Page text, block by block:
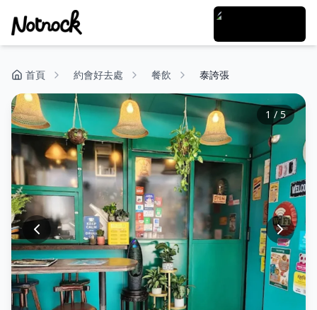
首頁 約會好去處 餐飲 泰誇張
1 / 5